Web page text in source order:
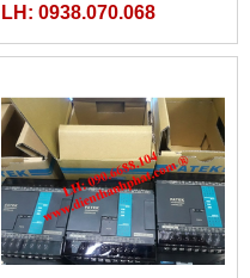
MÀN HÌNH FUJI HAKKO
V708CD
LH: 0938.070.068